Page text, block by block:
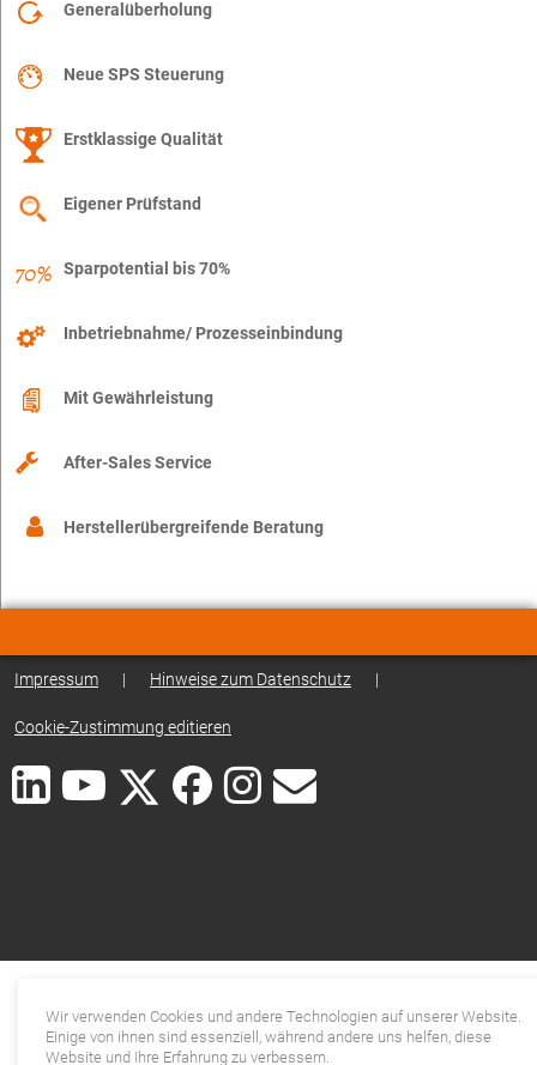
Generalüberholung
Neue SPS Steuerung
Erstklassige Qualität
Eigener Prüfstand
Sparpotential bis 70%
Inbetriebnahme/ Prozesseinbindung
Mit Gewährleistung
After-Sales Service
Herstellerübergreifende Beratung
Impressum | Hinweise zum Datenschutz |
Cookie-Zustimmung editieren
Wir verwenden Cookies und andere Technologien auf unserer Website.
Einige von ihnen sind essenziell, während andere uns helfen, diese
Website und Ihre Erfahrung zu verbessern.